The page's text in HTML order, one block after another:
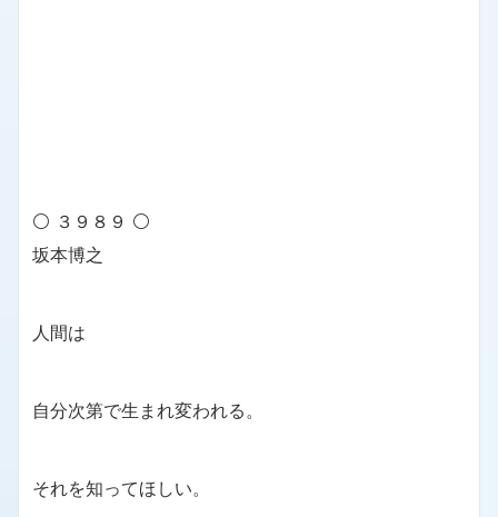
⚪ ３９８９ ⚪
坂本博之
人間は
自分次第で生まれ変われる。
それを知ってほしい。